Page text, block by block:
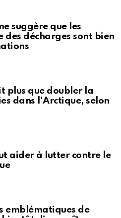
suggère que les
des décharges sont bien
plus que doubler la
dans l'Arctique, selon
aider à lutter contre le
emblématiques de